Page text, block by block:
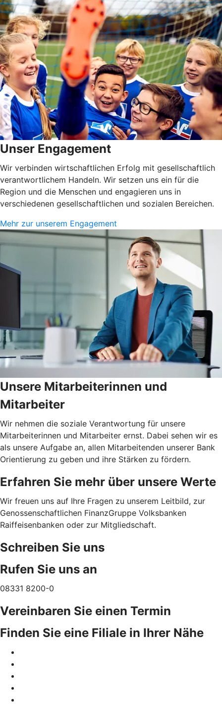
Unser Engagement
Wir verbinden wirtschaftlichen Erfolg mit gesellschaftlich
verantwortlichem Handeln. Wir setzen uns ein für die
Region und die Menschen und engagieren uns in
verschiedenen gesellschaftlichen und sozialen Bereichen.
Mehr zur unserem Engagement
Unsere Mitarbeiterinnen und
Mitarbeiter
Wir nehmen die soziale Verantwortung für unsere
Mitarbeiterinnen und Mitarbeiter ernst. Dabei sehen wir es
als unsere Aufgabe an, allen Mitarbeitenden unserer Bank
Orientierung zu geben und ihre Stärken zu fördern.
Erfahren Sie mehr über unsere Werte
Wir freuen uns auf Ihre Fragen zu unserem Leitbild, zur
Genossenschaftlichen FinanzGruppe Volksbanken
Raiffeisenbanken oder zur Mitgliedschaft.
Schreiben Sie uns
Rufen Sie uns an
08331 8200-0
Vereinbaren Sie einen Termin
Finden Sie eine Filiale in Ihrer Nähe